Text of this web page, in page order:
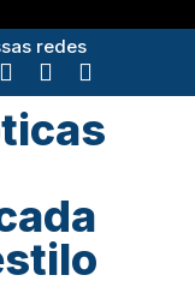
redes